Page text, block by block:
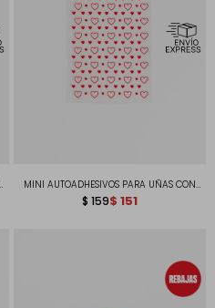
MINI AUTOADHESIVOS PARA UÑAS CON
DISEÑO DE CORAZONES PARA NAIL ART
$ 159$ 151